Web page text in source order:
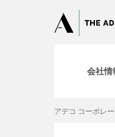
会社情
アデコ コーポレ